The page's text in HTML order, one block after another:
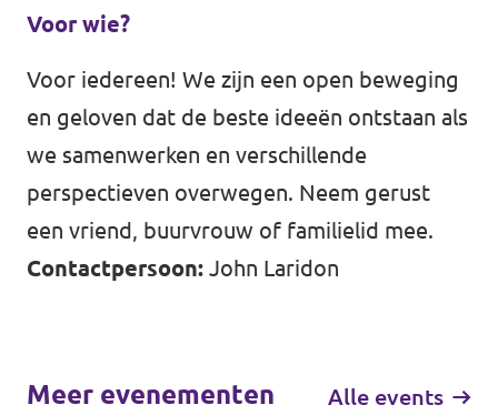
Voor wie?
Voor iedereen! We zijn een open beweging
en geloven dat de beste ideeën ontstaan als
we samenwerken en verschillende
perspectieven overwegen. Neem gerust
een vriend, buurvrouw of familielid mee.
Contactpersoon: John Laridon
Meer evenementen Alle events